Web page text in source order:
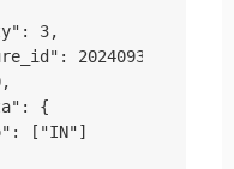
3,
202409301,
{
["IN"]